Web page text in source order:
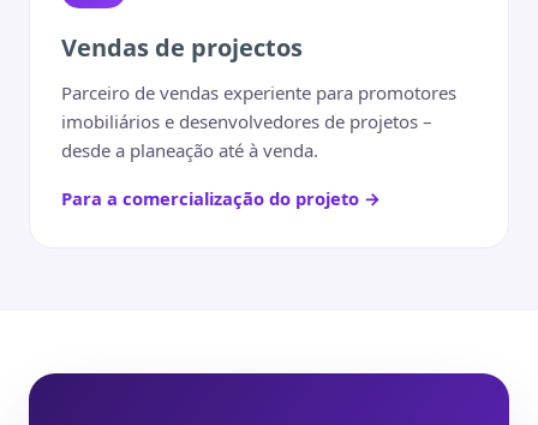
Vendas de projectos
Parceiro de vendas experiente para promotores
imobiliários e desenvolvedores de projetos –
desde a planeação até à venda.
Para a comercialização do projeto →